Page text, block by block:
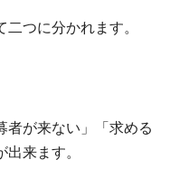
つに分かれます。
者が来ない」「求める
来ます。